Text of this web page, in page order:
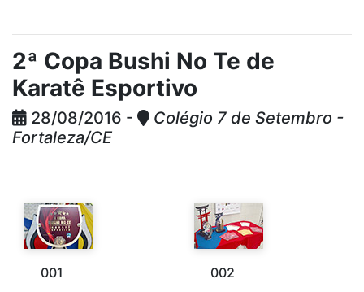
2ª Copa Bushi No Te de
Karatê Esportivo
28/08/2016 -
Colégio 7 de Setembro -
Fortaleza/CE
001 002